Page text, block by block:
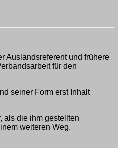
Auslandsreferent und frühere
für den
seiner Form erst Inhalt
als die ihm gestellten
weiteren Weg.